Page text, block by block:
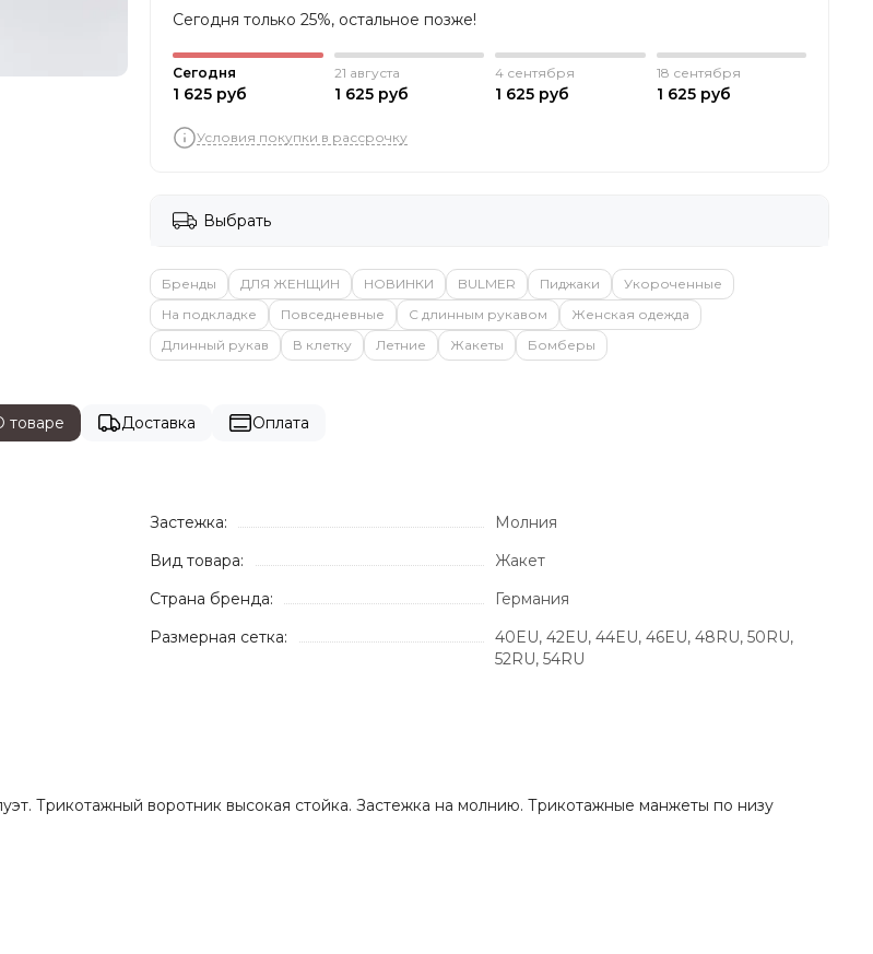
Сегодня только 25%, остальное позже!
Сегодня
1 625 руб
21 августа
1 625 руб
4 сентября
1 625 руб
18 сентября
1 625 руб
Условия покупки в рассрочку
Выбрать
Бренды ДЛЯ ЖЕНЩИН НОВИНКИ BULMER Пиджаки
Укороченные
На подкладке
Повседневные С длинным рукавом
Женская одежда
Длинный рукав
В клетку Летние Жакеты Бомберы
товаре Доставка Оплата
Застежка:
Молния
Вид товара:
Жакет
Страна бренда:
Германия
Размерная сетка:
40EU, 42EU, 44EU, 46EU, 48RU, 50RU,
52RU, 54RU
Трикотажный воротник высокая стойка. Застежка на молнию. Трикотажные манжеты по низу